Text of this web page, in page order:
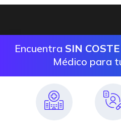
Encuentra SIN COSTE
Médico para